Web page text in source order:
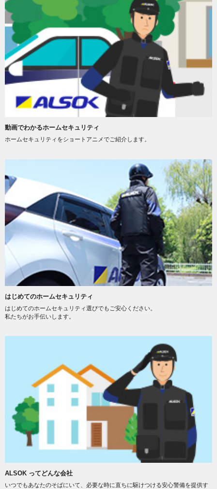
動画でわかるホームセキュリティ
ホームセキュリティをショートアニメでご紹介します。
はじめてのホームセキュリティ
はじめてのホームセキュリティ選びでもご安心ください。
私たちがお手伝いします。
ALSOK ってどんな会社
いつでもあなたのそばにいて、必要な時に直ちに駆けつける安心警備を提供す